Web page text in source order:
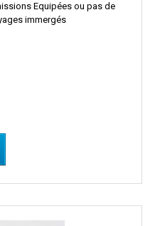
Equipées ou pas de
immergés